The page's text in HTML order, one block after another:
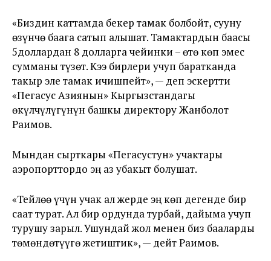
«Биздин каттамда бекер тамак болбойт, сууну
өзүнчө баага сатып алышат. Тамактардын баасы
5доллардан 8 долларга чейинки – өтө көп эмес
сумманы түзөт. Кээ бирлери учуп баратканда
такыр эле тамак ичишпейт», — деп эскертти
«Пегасус Азиянын» Кыргызстандагы
өкүлчүлүгүнүн башкы директору Жанболот
Раимов.
Мындан сырткары «Пегасустун» учактары
аэропорттордо эң аз убакыт болушат.
«Тейлөө үчүн учак ал жерде эң көп дегенде бир
саат турат. Ал бир ордунда турбай, дайыма учуп
турушу зарыл. Ушундай жол менен биз бааларды
төмөндөтүүгө жетиштик», — дейт Раимов.